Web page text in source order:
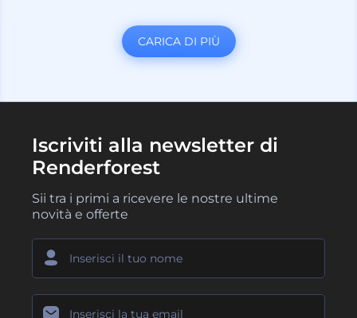
CARICA DI PIÙ
Iscriviti alla newsletter di
Renderforest
Sii tra i primi a ricevere le nostre ultime
novità e offerte